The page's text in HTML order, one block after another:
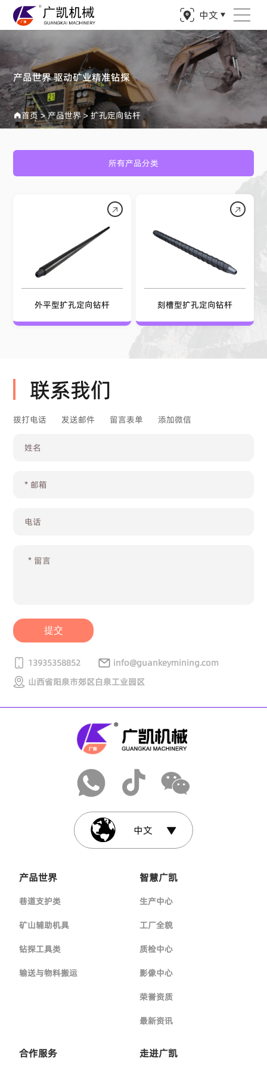
中文
产品世界 驱动矿业精准钻探
首页 >产品世界>扩孔定向钻杆
所有产品分类
外平型扩孔定向钻杆 刻槽型扩孔定向钻杆
联系我们
拨打电话 发送邮件 留言表单 添加微信
提交
13935358852
info@guankeymining.com
山西省阳泉市郊区白泉工业园区
中文
产品世界
巷道支护类
矿山辅助机具
钻探工具类
输送与物料搬运
智慧广凯
生产中心
工厂全貌
质检中心
影像中心
荣誉资质
最新资讯
合作服务 走进广凯